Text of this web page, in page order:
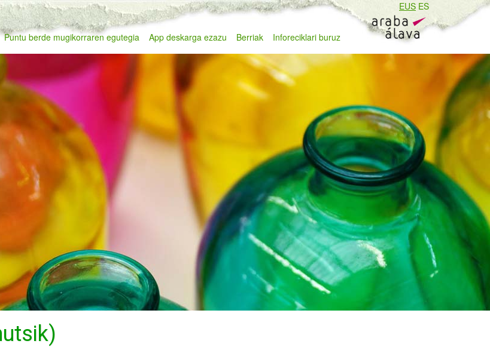
EUS ES
Puntu berde mugikorraren egutegia App deskarga ezazu Berriak Inforeciklari buruz